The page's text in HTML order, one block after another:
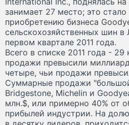
занимает 27 место; это
приобретению бизнеса
сельскохозяйственных шин
первом квартале 2011 года.
Всего в списке 2011 года - 29
продажи превысили
четыре, чьи продажи
Суммарные продажи
Bridgestone, Michelin и
млн.$, или примерно 40% от
прибылей индустрии. На